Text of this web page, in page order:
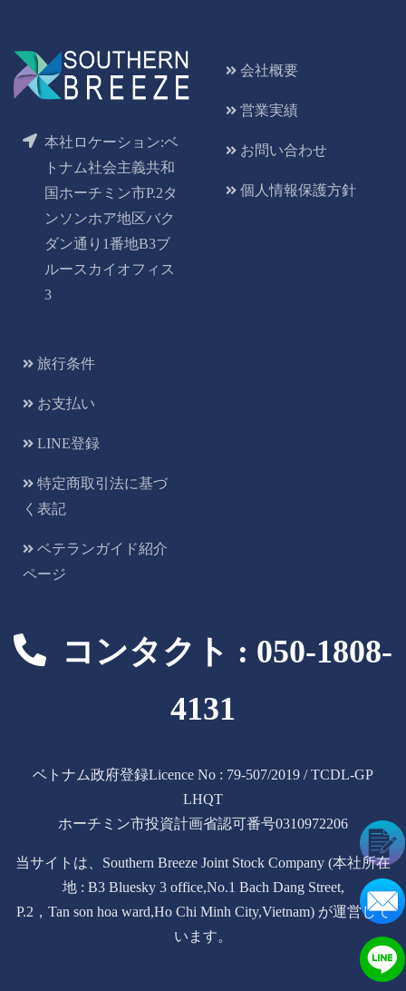
本社ロケーション:ベ
トナム社会主義共和
国ホーチミン市P.2タ
ンソンホア地区バク
ダン通り1番地B3ブ
ルースカイオフィス
3
会社概要
営業実績
お問い合わせ
個人情報保護方針
旅行条件
お支払い
LINE登録
特定商取引法に基づ
く表記
ベテランガイド紹介
ページ
コンタクト : 050-1808-
4131
ベトナム政府登録Licence No : 79-507/2019 / TCDL-GP
LHQT
ホーチミン市投資計画省認可番号0310972206
当サイトは、Southern Breeze Joint Stock Company (本社所在
地 : B3 Bluesky 3 office,No.1 Bach Dang Street,
P.2，Tan son hoa ward,Ho Chi Minh City,Vietnam) が運営して
います。